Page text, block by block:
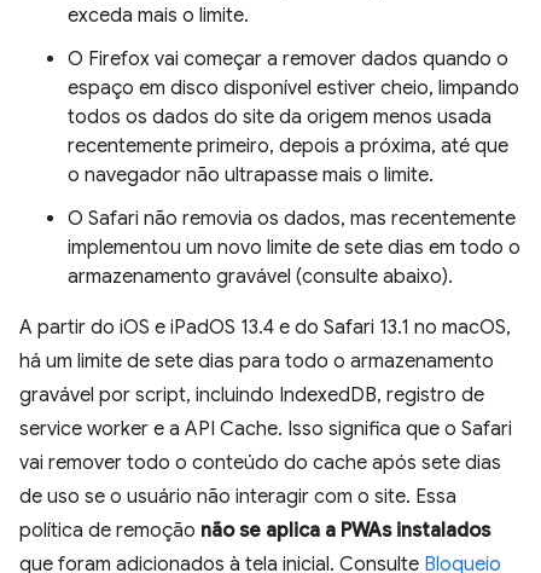
exceda mais o limite.
O Firefox vai começar a remover dados quando o
espaço em disco disponível estiver cheio, limpando
todos os dados do site da origem menos usada
recentemente primeiro, depois a próxima, até que
o navegador não ultrapasse mais o limite.
O Safari não removia os dados, mas recentemente
implementou um novo limite de sete dias em todo o
armazenamento gravável (consulte abaixo).
A partir do iOS e iPadOS 13.4 e do Safari 13.1 no macOS,
há um limite de sete dias para todo o armazenamento
gravável por script, incluindo IndexedDB, registro de
service worker e a API Cache. Isso significa que o Safari
vai remover todo o conteúdo do cache após sete dias
de uso se o usuário não interagir com o site. Essa
política de remoção não se aplica a PWAs instalados
que foram adicionados à tela inicial. Consulte Bloqueio